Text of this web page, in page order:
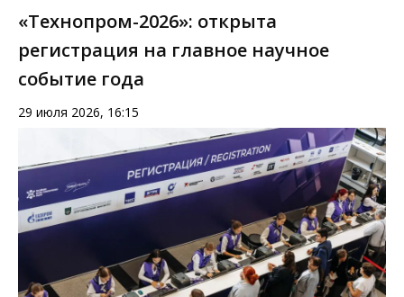
«Технопром-2026»: открыта
регистрация на главное научное
событие года
29 июля 2026, 16:15